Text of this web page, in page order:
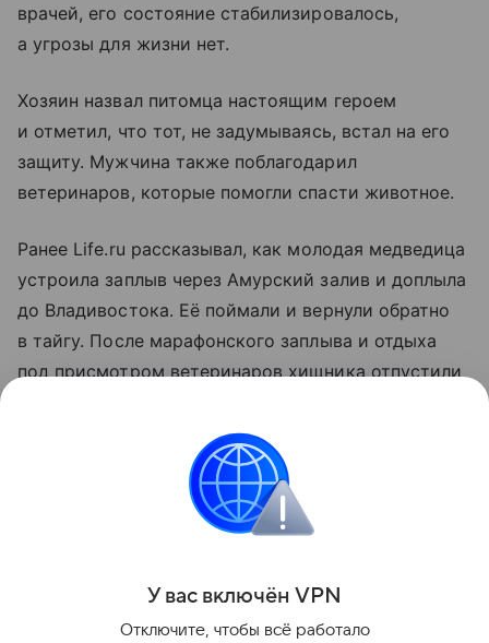
врачей, его состояние стабилизировалось,
а угрозы для жизни нет.
Хозяин назвал питомца настоящим героем
и отметил, что тот, не задумываясь, встал на его
защиту. Мужчина также поблагодарил
ветеринаров, которые помогли спасти животное.
Ранее Life.ru рассказывал, как молодая медведица
устроила заплыв через Амурский залив и доплыла
до Владивостока. Её поймали и вернули обратно
в тайгу. После марафонского заплыва и отдыха
под присмотром ветеринаров хищника отпустили
Больше актуальных событий в режиме реального
времени — читайте в разделе «Последние
Поделиться
У вас включён VPN
Отключите, чтобы всё работало